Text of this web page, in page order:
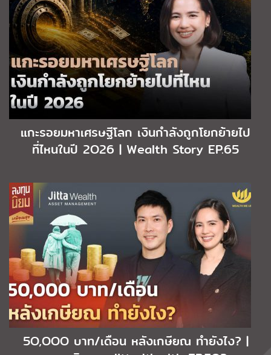
แกะรอยมหาเศรษฐีโลก เงินกำลังถูกโยกย้ายไป
ที่ไหนในปี 2O26 | Wealth Story EP.65
5O,OOO บาท/เดือน หลังเกษียณ ทำยังไง? |